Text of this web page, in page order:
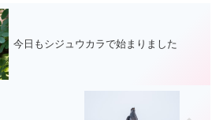
今日もシジュウカラで始まりました